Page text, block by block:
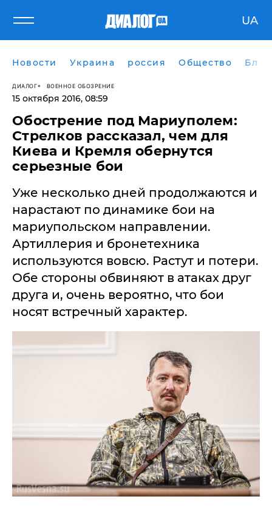
UA
Новости Украина россия Общество
ДИАЛОГ ВОЕННОЕ ОБОЗРЕНИЕ
15 октября 2016, 08:59
Обострение под Мариуполем:
Стрелков рассказал, чем для
Киева и Кремля обернутся
серьезные бои
Уже несколько дней продолжаются и
нарастают по динамике бои на
мариупольском направлении.
Артиллерия и бронетехника
используются вовсю. Растут и потери.
Обе стороны обвиняют в атаках друг
друга и, очень вероятно, что бои
носят встречный характер.